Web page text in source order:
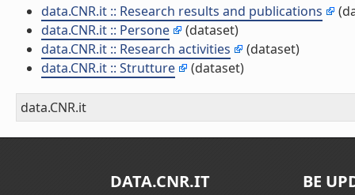
data.CNR.it :: Research results and publications
data.CNR.it :: Persone
(dataset)
data.CNR.it :: Research activities
(dataset)
data.CNR.it :: Strutture
(dataset)
data.CNR.it
DATA.CNR.IT BE